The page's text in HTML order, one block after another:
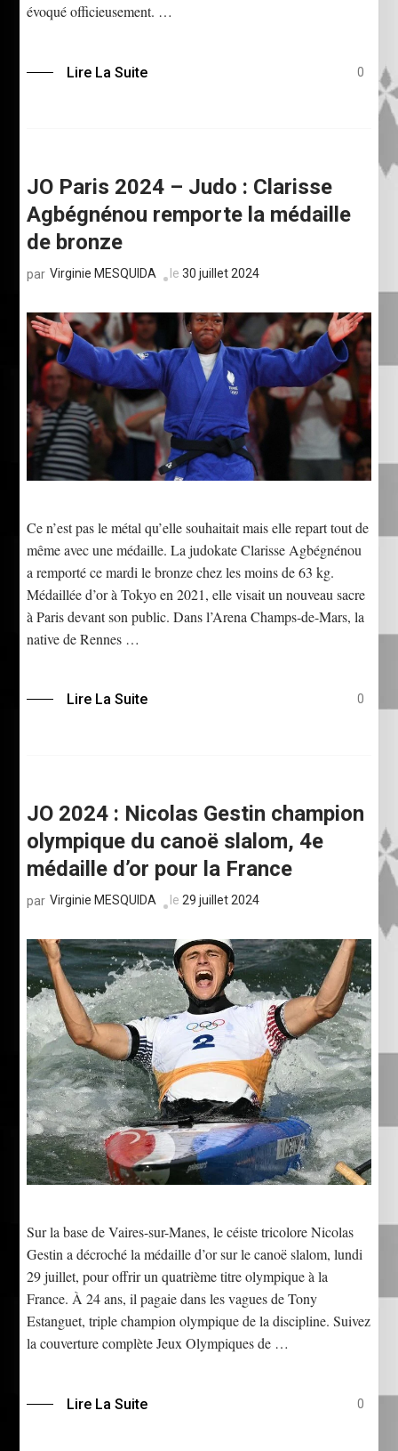
évoqué officieusement. …
Lire La Suite 0
JO Paris 2024 – Judo : Clarisse
Agbégnénou remporte la médaille
de bronze
par Virginie MESQUIDA le30 juillet 2024
Ce n’est pas le métal qu’elle souhaitait mais elle repart tout de
même avec une médaille. La judokate Clarisse Agbégnénou
a remporté ce mardi le bronze chez les moins de 63 kg.
Médaillée d’or à Tokyo en 2021, elle visait un nouveau sacre
à Paris devant son public. Dans l’Arena Champs-de-Mars, la
native de Rennes …
Lire La Suite 0
JO 2024 : Nicolas Gestin champion
olympique du canoë slalom, 4e
médaille d’or pour la France
par Virginie MESQUIDA le29 juillet 2024
Sur la base de Vaires-sur-Manes, le céiste tricolore Nicolas
Gestin a décroché la médaille d’or sur le canoë slalom, lundi
29 juillet, pour offrir un quatrième titre olympique à la
France. À 24 ans, il pagaie dans les vagues de Tony
Estanguet, triple champion olympique de la discipline. Suivez
la couverture complète Jeux Olympiques de …
Lire La Suite 0